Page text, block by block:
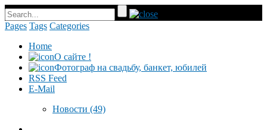
Pages Tags Categories
Home
О сайте !
Фотограф на свадьбу, банкет, юбилей
RSS Feed
E-Mail
Новости (49)